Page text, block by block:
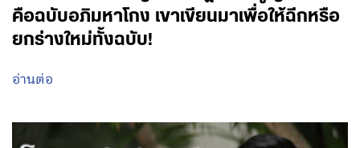
คือฉบับอภิมหาโกง เขาเขียนมาเพื่อให้ฉีกหรือ
ยกร่างใหม่ทั้งฉบับ!
อ่านต่อ